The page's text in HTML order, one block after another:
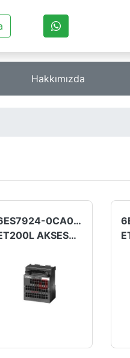
Hakkımızda
6ES7924-0CA00-0AA0
ET200L AKSESUAR